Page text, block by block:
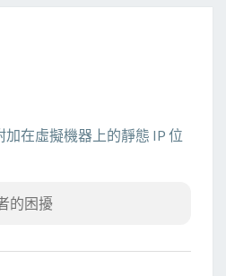
加在虛擬機器上的靜態 IP 位
的困擾